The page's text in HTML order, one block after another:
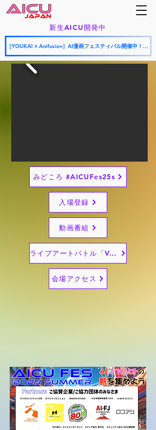
新生AICU開発中
［YOUKAI × Anifusion］AI漫画フェスティバル開催中！応募期間：2026年7月9日〜7月26日
みどころ #AICUFes25s
入場登録
動画番組
ライブアートバトル「VAIBES」
会場アクセス